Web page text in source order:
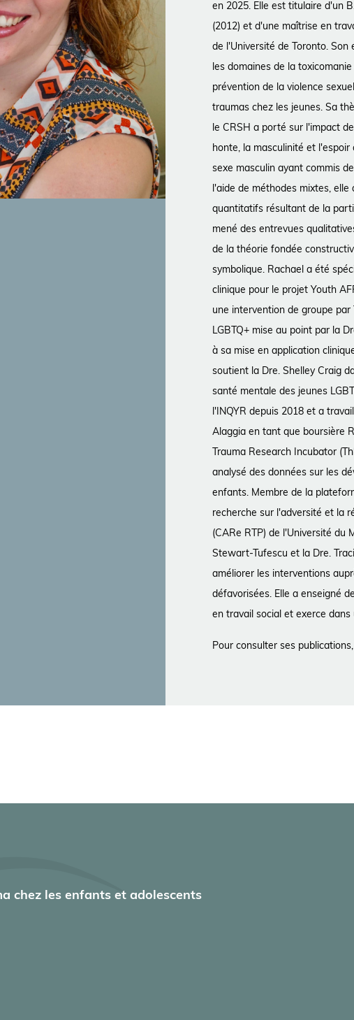
en 2025. Elle est titulaire d'un
(2012) et d'une maîtrise en
de l'Université de Toronto. Son
les domaines de la
prévention de la violence
traumas chez les jeunes. Sa
le CRSH a porté sur l'impact
honte, la masculinité et l'espoir
sexe masculin ayant commis
l'aide de méthodes mixtes,
quantitatifs résultant de la
mené des entrevues
de la théorie fondée
symbolique. Rachael a été
clinique pour le projet Youth
une intervention de groupe par
LGBTQ+ mise au point par la
à sa mise en application
soutient la Dre. Shelley Craig
santé mentale des jeunes
l'INQYR depuis 2018 et a
Alaggia en tant que boursière
Trauma Research Incubator
analysé des données sur les
enfants. Membre de la
recherche sur l'adversité et la
(CARe RTP) de l'Université du
Stewart-Tufescu et la Dre.
améliorer les interventions
défavorisées. Elle a enseigné
en travail social et exerce
Pour consulter ses
chez les enfants et adolescents